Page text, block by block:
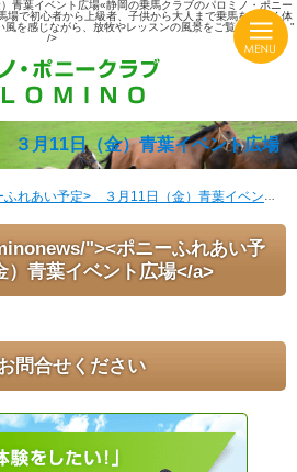
青葉イベント広場«静岡の乗馬クラブのパロミノ・ポニー
場で初心者から上級者、子供から大人まで乗馬を楽しく体
を感じながら、放牧やレッスンの風景をご覧ください。"
/>
月11日（金）青葉イベント広場
から上級者、子供から大人まで楽しく体験できる乗馬クラ
ークラブでリフレッシュ！
れあい予定> ３月11日（金）青葉イベント広場
"><ポニーふれあい予
青葉イベント広場</a>
問合せください
れあい予定> ３月11日（金）青葉イベント広場